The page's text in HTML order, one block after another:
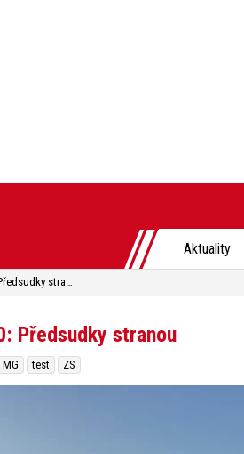
Aktuality
Test nového SUV MG ZS 1.0: Předsudky stranou
Předsudky stranou
MG test ZS